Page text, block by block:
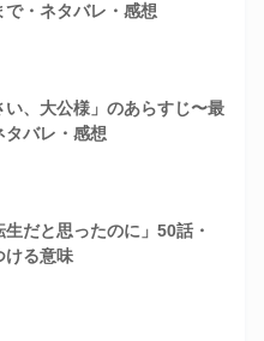
で・ネタバレ・感想
い、大公様」のあらすじ〜最
タバレ・感想
生だと思ったのに」50話・
ける意味